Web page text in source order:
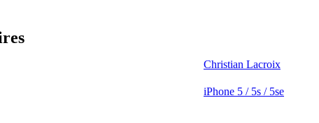
Christian Lacroix
iPhone 5 / 5s / 5se